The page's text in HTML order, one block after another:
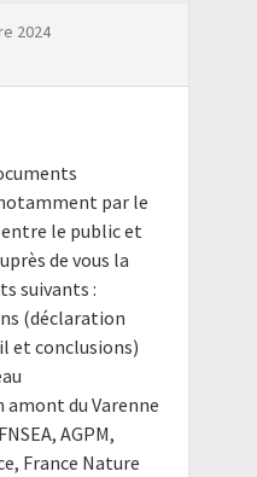
2024
par le
entre le public et
de vous la
suivants :
(déclaration
et conclusions)
amont du Varenne
AGPM,
France Nature